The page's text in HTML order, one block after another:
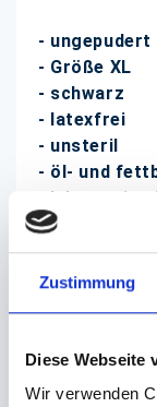
Zustimmung
Diese Webseite
Wir verwenden
- ungepudert
- Größe XL
- schwarz
- latexfrei
- unsteril
- öl- und
-
- extrem
-
- Rollrand
- in